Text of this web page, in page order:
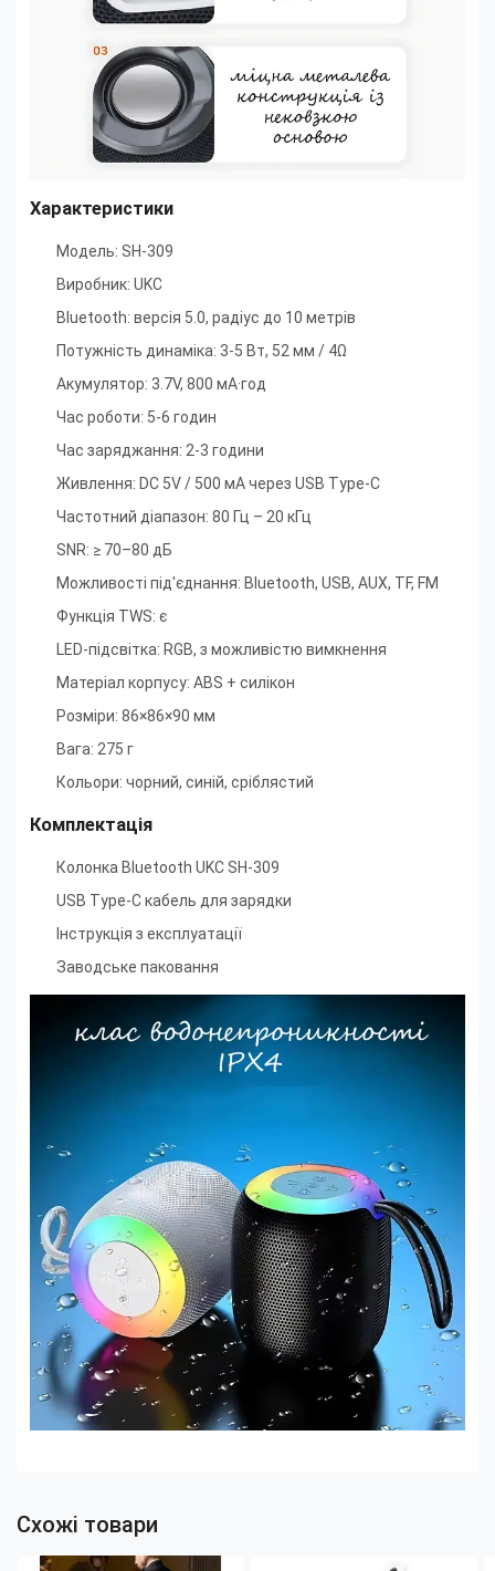
Характеристики
Модель: SH-309
Виробник: UKC
Bluetooth: версія 5.0, радіус до 10 метрів
Потужність динаміка: 3-5 Вт, 52 мм / 4Ω
Акумулятор: 3.7V, 800 мА·год
Час роботи: 5-6 годин
Час заряджання: 2-3 години
Живлення: DC 5V / 500 мА через USB Type-C
Частотний діапазон: 80 Гц – 20 кГц
SNR: ≥ 70–80 дБ
Можливості під'єднання: Bluetooth, USB, AUX, TF, FM
Функція TWS: є
LED-підсвітка: RGB, з можливістю вимкнення
Матеріал корпусу: ABS + силікон
Розміри: 86×86×90 мм
Вага: 275 г
Кольори: чорний, синій, сріблястий
Комплектація
Колонка Bluetooth UKC SH-309
USB Type-C кабель для зарядки
Інструкція з експлуатації
Заводське паковання
Схожі товари